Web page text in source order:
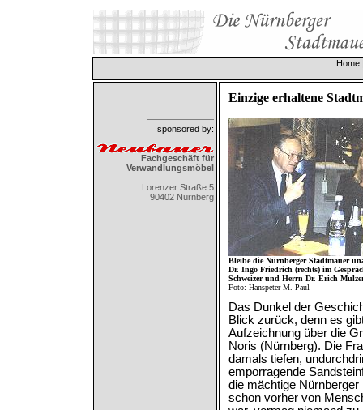
Home
sponsored by:
Fachgeschäft für
Verwandlungsmöbel
Lorenzer Straße 5
90402 Nürnberg
Einzige erhaltene
Bleibe die Nürnberger Stadtmauer
Dr. Ingo Friedrich (rechts) im
Schweizer und Herrn Dr. Erich
Foto: Hanspeter M. Paul
Das Dunkel der
Blick zurück, denn es
Aufzeichnung über die
Noris (Nürnberg). Die
damals tiefen,
emporragende
die mächtige Nürnberger
schon vorher von